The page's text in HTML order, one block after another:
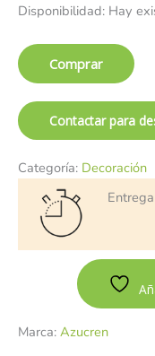
Disponibilidad: Hay
Comprar
Contactar para
Categoría: Decoración
Marca: Azucren